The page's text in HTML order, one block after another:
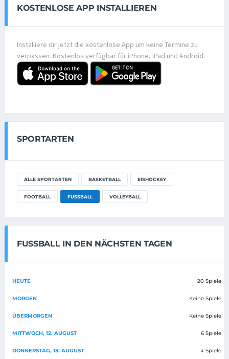
KOSTENLOSE APP INSTALLIEREN
Installiere dir jetzt die kostenlose App um keine Termine zu
verpassen. Kostenlos verfügbar für iPhone, iPad und Android.
SPORTARTEN
ALLE SPORTARTEN BASKETBALL EISHOCKEY
FOOTBALL FUSSBALL VOLLEYBALL
FUSSBALL IN DEN NÄCHSTEN TAGEN
HEUTE 20 Spiele
MORGEN Keine Spiele
ÜBERMORGEN Keine Spiele
MITTWOCH, 12. AUGUST 6 Spiele
DONNERSTAG, 13. AUGUST 4 Spiele